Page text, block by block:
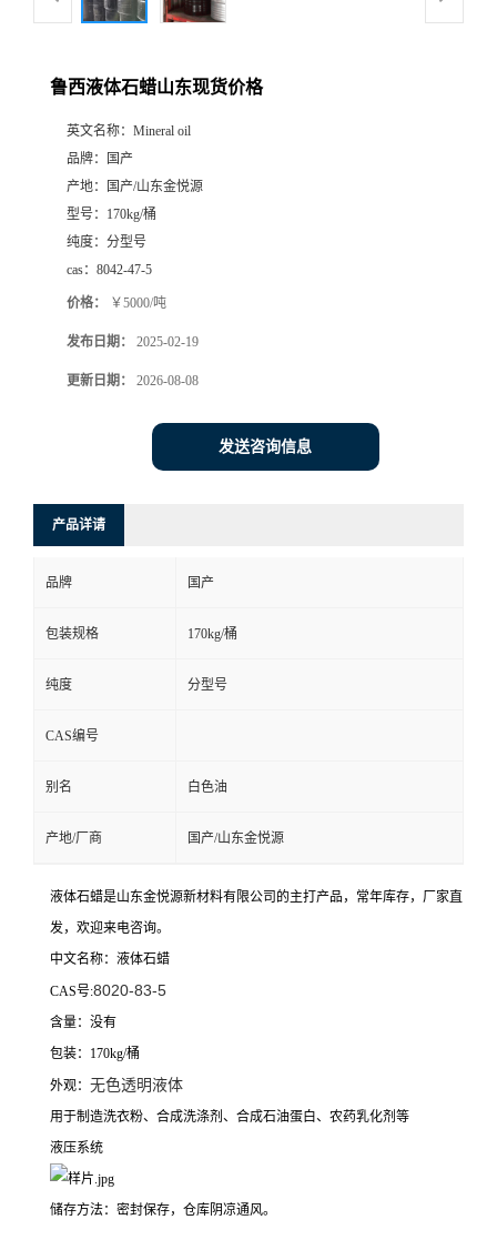
鲁西液体石蜡山东现货价格
英文名称： Mineral oil
品牌：
国产
产地：
国产/山东金悦源
型号： 170kg/桶
纯度： 分型号
cas： 8042-47-5
价格： ￥5000/吨
发布日期： 2025-02-19
更新日期： 2026-08-08
发送咨询信息
产品详请
品牌 国产
包装规格 170kg/桶
纯度 分型号
CAS编号
别名 白色油
产地/厂商 国产/山东金悦源
液体石蜡是山东金悦源新材料有限公司的主打产品，常年库存，厂家直
发，欢迎来电咨询。
中文名称：液体石蜡
CAS号:8020-83-5
含量：没有
包装：170kg/桶
外观： 无色透明液体
用于制造洗衣粉、合成洗涤剂、合成石油蛋白、农药乳化剂等
液压系统
储存方法：密封保存，仓库阴凉通风。